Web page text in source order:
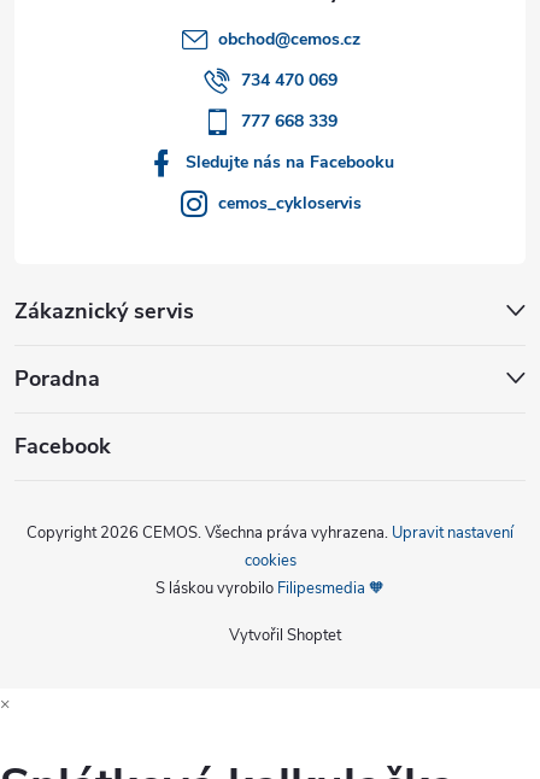
obchod@cemos.cz
734 470 069
777 668 339
Sledujte nás na Facebooku
cemos_cykloservis
Zákaznický servis
Poradna
Facebook
Vytvořil Shoptet
Copyright 2026 CEMOS. Všechna práva vyhrazena. Upravit nastavení
cookies
S láskou vyrobilo Filipesmedia 🧡
×